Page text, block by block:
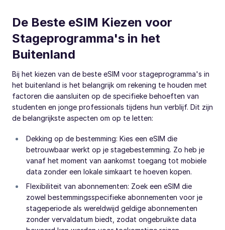
De Beste eSIM Kiezen voor
Stageprogramma's in het
Buitenland
Bij het kiezen van de beste eSIM voor stageprogramma's in
het buitenland is het belangrijk om rekening te houden met
factoren die aansluiten op de specifieke behoeften van
studenten en jonge professionals tijdens hun verblijf. Dit zijn
de belangrijkste aspecten om op te letten:
Dekking op de bestemming: Kies een eSIM die
betrouwbaar werkt op je stagebestemming. Zo heb je
vanaf het moment van aankomst toegang tot mobiele
data zonder een lokale simkaart te hoeven kopen.
Flexibiliteit van abonnementen: Zoek een eSIM die
zowel bestemmingsspecifieke abonnementen voor je
stageperiode als wereldwijd geldige abonnementen
zonder vervaldatum biedt, zodat ongebruikte data